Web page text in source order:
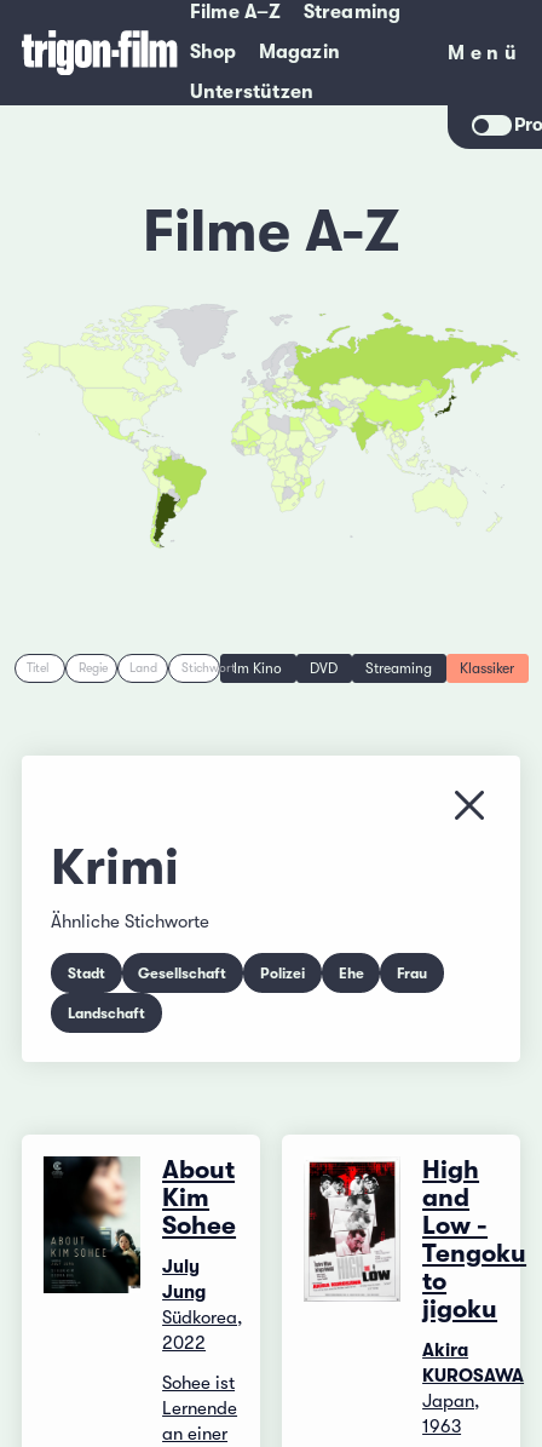
Filme A–Z
Streaming
Shop
Magazin
Unterstützen
Menü
Menü
Pro
Filme A-Z
Titel Regie Land StichwortIm Kino DVD Streaming Klassiker
Menü
Krimi
Ähnliche Stichworte
Stadt Gesellschaft Polizei Ehe Frau
Landschaft
About
Kim
Sohee
July
Jung
Südkorea,
2022
Sohee ist
Lernende
an einer
High
and
Low -
Tengoku
to
jigoku
Akira
KUROSAWA
Japan,
1963